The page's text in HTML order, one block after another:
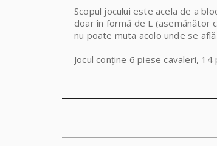
Scopul jocului este acela de a
doar în formă de L (asemănător
nu poate muta acolo unde se
Jocul conține 6 piese cavaleri,